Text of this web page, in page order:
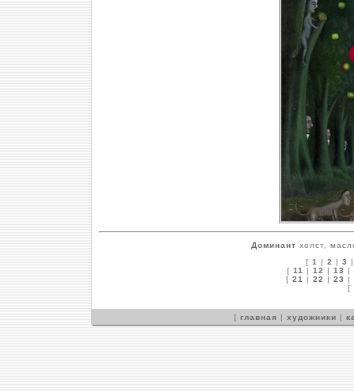
Доминант холст,
[ 1 | 2 | 3
[ 11 | 12 | 13 |
[ 21 | 22 | 23
|
[
[ главная | художники |